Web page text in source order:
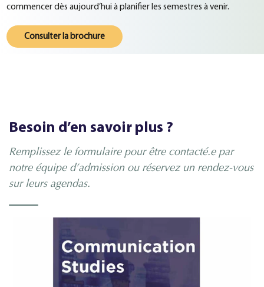
commencer dès aujourd’hui à planifier les semestres à venir.
Consulter la brochure
Besoin d’en savoir plus ?
Remplissez le formulaire pour être contacté.e par
notre équipe d’admission ou réservez un rendez-vous
sur leurs agendas.